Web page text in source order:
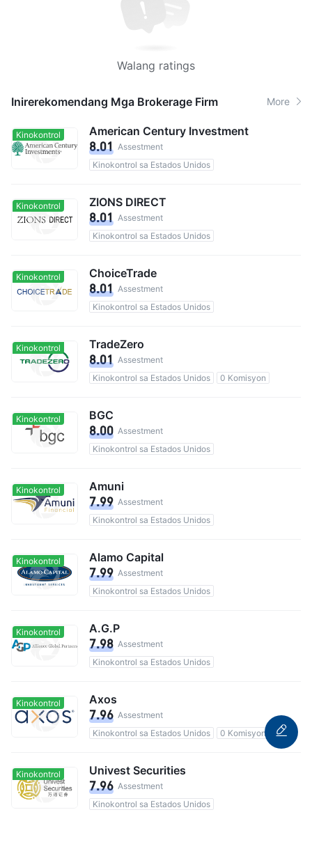
Walang ratings
Inirerekomendang Mga Brokerage Firm More
Kinokontrol American Century Investment
8.01 Assestment
Kinokontrol sa Estados Unidos
Kinokontrol ZIONS DIRECT
8.01 Assestment
Kinokontrol sa Estados Unidos
Kinokontrol ChoiceTrade
8.01 Assestment
Kinokontrol sa Estados Unidos
Kinokontrol TradeZero
8.01 Assestment
Kinokontrol sa Estados Unidos
0 Komisyon
Kinokontrol BGC
8.00 Assestment
Kinokontrol sa Estados Unidos
Kinokontrol Amuni
7.99 Assestment
Kinokontrol sa Estados Unidos
Kinokontrol Alamo Capital
7.99 Assestment
Kinokontrol sa Estados Unidos
Kinokontrol A.G.P
7.98 Assestment
Kinokontrol sa Estados Unidos
Kinokontrol Axos
7.96 Assestment
Kinokontrol sa Estados Unidos
0 Komisyon
Kinokontrol Univest Securities
7.96 Assestment
Kinokontrol sa Estados Unidos